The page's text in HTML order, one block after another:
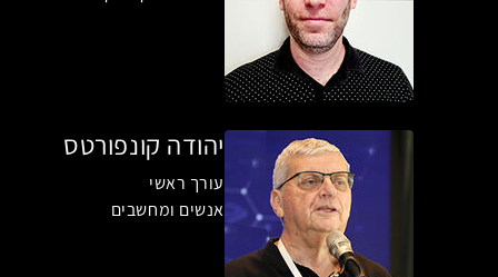
יהודה קונפורטס
עורך ראשי
אנשים ומחשבים